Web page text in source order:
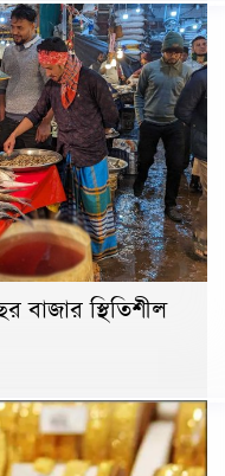
বাজার স্থিতিশীল